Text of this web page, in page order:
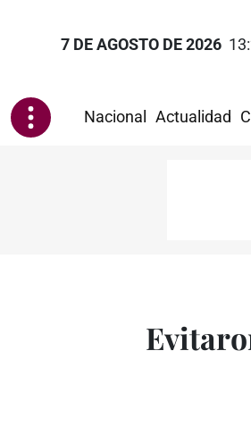
7 DE AGOSTO DE 2026
Nacional Actualidad